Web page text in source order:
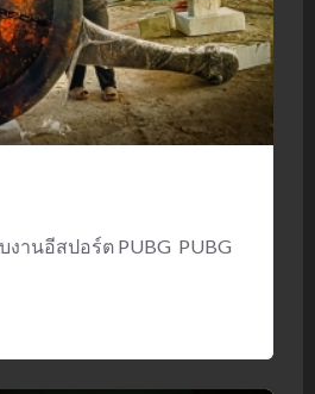
านอีสปอร์ต PUBG PUBG